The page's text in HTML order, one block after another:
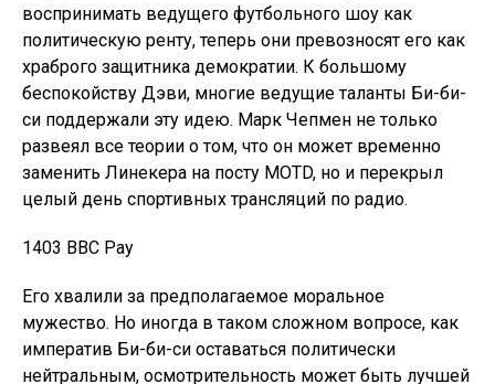
воспринимать ведущего футбольного шоу как
политическую ренту, теперь они превозносят его как
храброго защитника демократии. К большому
беспокойству Дэви, многие ведущие таланты Би-би-
си поддержали эту идею. Марк Чепмен не только
развеял все теории о том, что он может временно
заменить Линекера на посту MOTD, но и перекрыл
целый день спортивных трансляций по радио.
1403 BBC Pay
Его хвалили за предполагаемое моральное
мужество. Но иногда в таком сложном вопросе, как
императив Би-би-си оставаться политически
нейтральным, осмотрительность может быть лучшей